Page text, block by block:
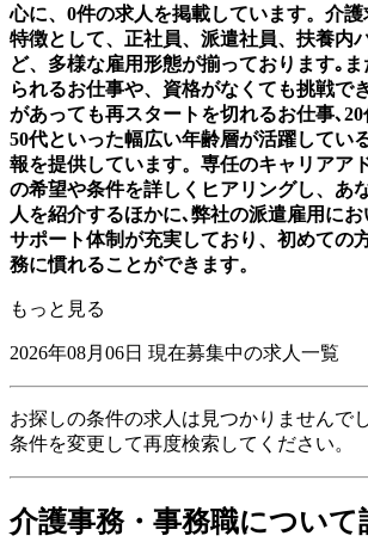
心に、0件の求人を掲載しています。介
特徴として、正社員、派遣社員、扶養内
ど、多様な雇用形態が揃っております｡
られるお仕事や、資格がなくても挑戦で
があっても再スタートを切れるお仕事､20
50代といった幅広い年齢層が活躍してい
報を提供しています。専任のキャリアア
の希望や条件を詳しくヒアリングし、あ
人を紹介するほかに､弊社の派遣雇用に
サポート体制が充実しており、初めての
務に慣れることができます。
もっと見る
2026年08月06日 現在募集中の求人一覧
お探しの条件の求人は見つかりませんでし
条件を変更して再度検索してください。
介護事務・事務職について